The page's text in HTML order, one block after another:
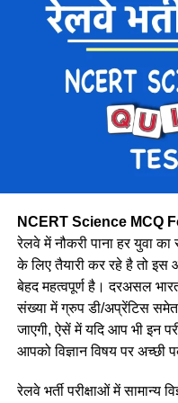
वे कहती है कि उनके इस काम
लोगों की बातों पर ध्यान नहीं
नीलम मानती है कि महिलाओ को
पुरुष से बेहतर काम कर सकती
पूर्व तट
उत्तर
उत्तर पश्चिमी
दक्षिण मध्य
दक्षिण पूर्व मध्य
दक्षिण पूर्व
दक्षिण
NCERT Science MCQ
रेलवे में नौकरी पाना हर युवा
के लिए तैयारी कर रहे है तो इस
बेहद महत्वपूर्ण है। दरअसल
संख्या में ग्रुप डी/अप्रेंटिस समेत
जाएगी, ऐसें में यदि आप भी इन
आपको विज्ञान विषय पर अच्छी
रेलवे भर्ती परीक्षाओं में